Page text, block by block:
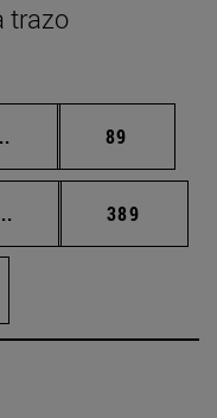
trazo
Páginas intermedias
Página
89
Páginas intermedias
Página
389